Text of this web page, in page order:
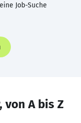
Job-Suche
von A bis Z